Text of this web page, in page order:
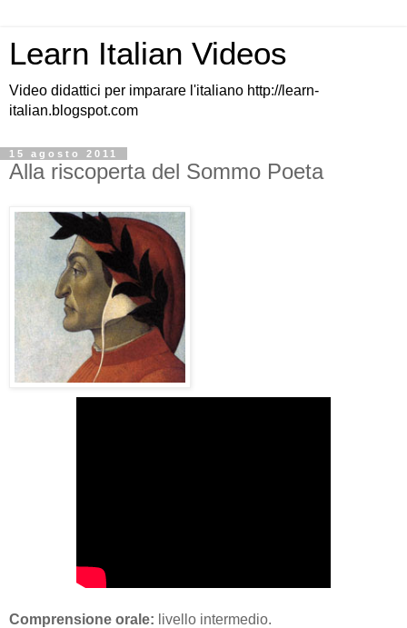
Learn Italian Videos
Video didattici per imparare l'italiano http://learn-
italian.blogspot.com
15 agosto 2011
Alla riscoperta del Sommo Poeta
Comprensione orale: livello intermedio.